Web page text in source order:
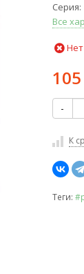
Серия
Все
Нет
105
-
К
Теги: